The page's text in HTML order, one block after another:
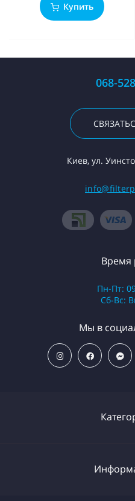
Купить
068-
Киев, ул.
Время
Пн-Пт:
Сб-Вс:
Мы в